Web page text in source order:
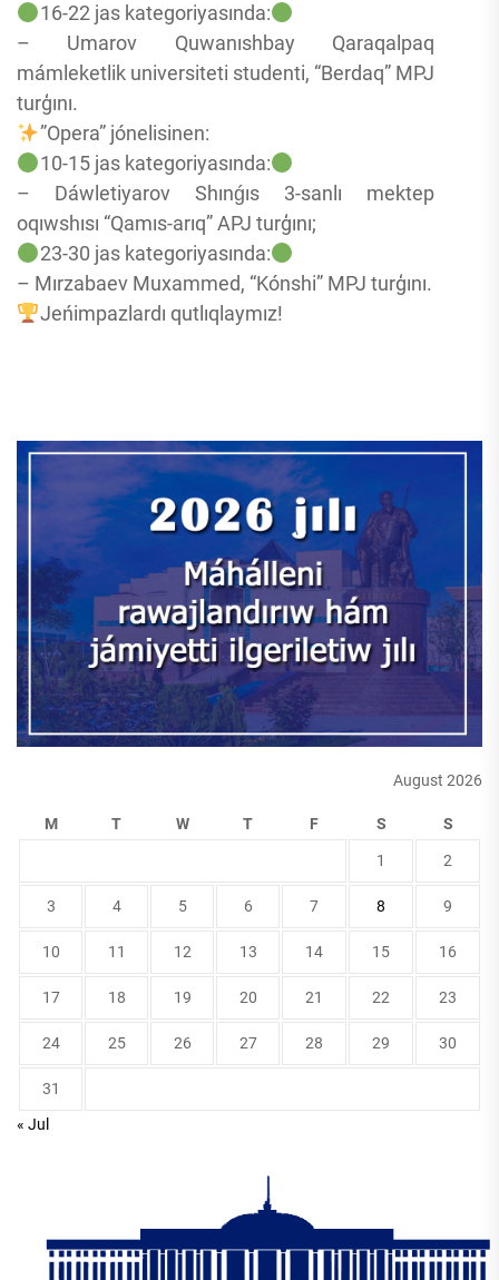
16-22 jas kategoriyasında:
– Umarov Quwanıshbay Qaraqalpaq
mámleketlik universiteti studenti, “Berdaq” MPJ
turģını.
”Opera” jónelisinen:
10-15 jas kategoriyasında:
– Dáwletiyarov Shınǵıs 3-sanlı mektep
oqıwshısı “Qamıs-arıq” APJ turģını;
23-30 jas kategoriyasında:
– Mırzabaev Muxammed, “Kónshi” MPJ turģını.
Jeńimpazlardı qutlıqlaymız!
August 2026
M T W T F S S
1 2
3 4 5 6 7 8 9
10 11 12 13 14 15 16
17 18 19 20 21 22 23
24 25 26 27 28 29 30
31
« Jul